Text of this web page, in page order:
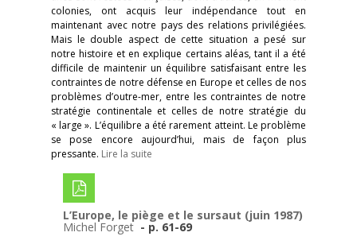
colonies, ont acquis leur indépendance tout en
maintenant avec notre pays des relations privilégiées.
Mais le double aspect de cette situation a pesé sur
notre histoire et en explique certains aléas, tant il a été
difficile de maintenir un équilibre satisfaisant entre les
contraintes de notre défense en Europe et celles de nos
problèmes d’outre-mer, entre les contraintes de notre
stratégie continentale et celles de notre stratégie du
« large ». L’équilibre a été rarement atteint. Le problème
se pose encore aujourd’hui, mais de façon plus
pressante. Lire la suite
L’Europe, le piège et le sursaut (juin 1987)
Michel Forget - p. 61-69